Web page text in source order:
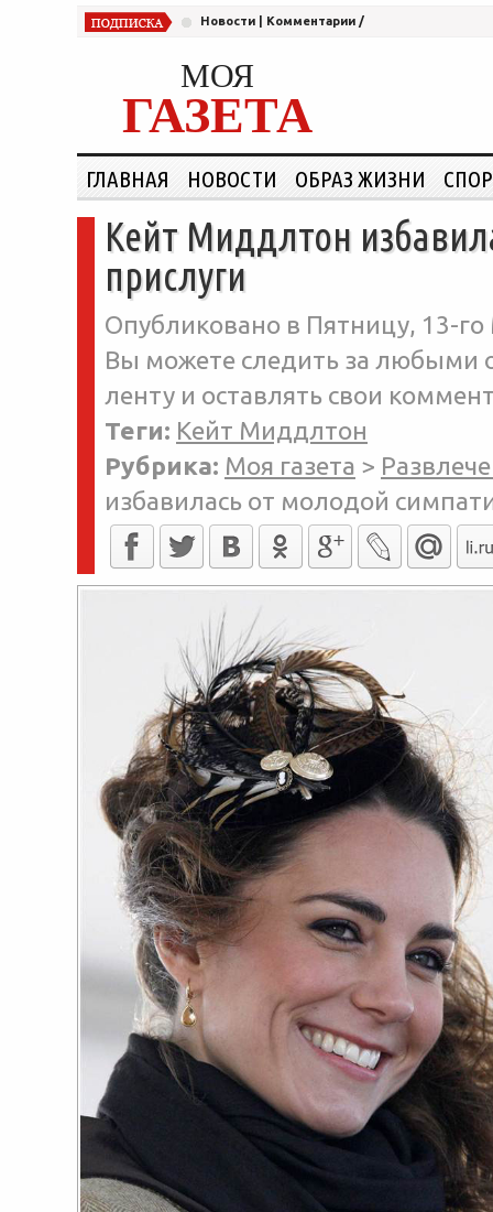
Новости Комментарии /
МОЯ
ГАЗЕТА
ГЛАВНАЯ НОВОСТИ ОБРАЗ ЖИЗНИ
Кейт Миддлтон
прислуги
Опубликовано в Пятницу, 13-го
Вы можете следить за любыми
ленту и оставлять свои
Теги: Кейт Миддлтон
Рубрика: Моя газета >
избавилась от молодой